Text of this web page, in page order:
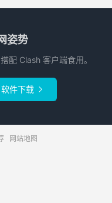
姿势
配 Clash 客户端食用。
软件下载 
网站地图